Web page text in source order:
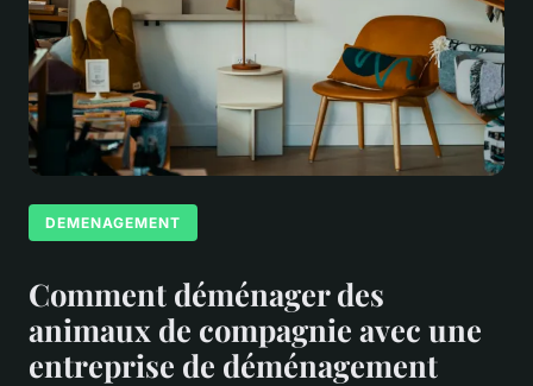
DEMENAGEMENT
Comment déménager des
animaux de compagnie avec une
entreprise de déménagement